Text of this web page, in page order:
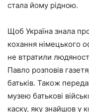
стала йому рідною.
Щоб Україна знала
кохання німецького
не втратили
Павло розповів
батьків. Також
музею батькові
каску, яку знайшов у